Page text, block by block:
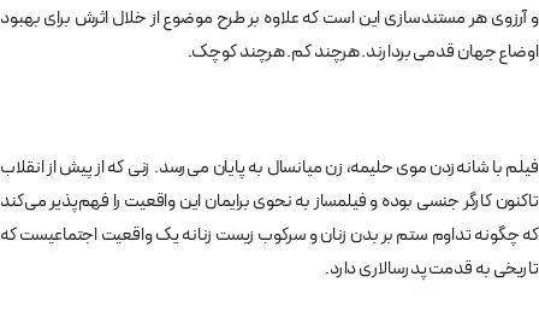
و آرزوی هر مستندسازی این است که علاوه بر طرح موضوع از خلال اثرش برای بهبود
اوضاع جهان قدمی بردارند. هرچند کم. هرچند کوچک.
فیلم با شانه‌زدن موی حلیمه، زن میانسال به پایان می‌رسد. زنی که از پیش از انقلاب
تاکنون کارگر جنسی بوده و فیلمساز به نحوی برایمان این واقعیت را فهم‌پذیر می‌کند
که چگونه تداوم ستم بر بدن زنان و سرکوب زیست زنانه یک واقعیت اجتماعیست که
تاریخی به قدمت پدرسالاری دارد.